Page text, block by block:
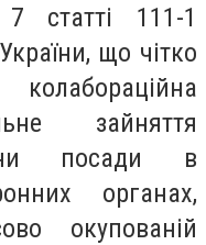
статті 111-1
що чітко
зайняття
посади в
органах,
окупованій